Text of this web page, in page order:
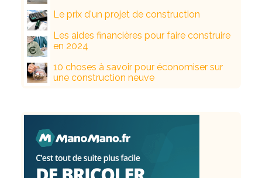
Le prix d'un projet de construction
Les aides financières pour faire construire
en 2024
10 choses à savoir pour économiser sur
une construction neuve